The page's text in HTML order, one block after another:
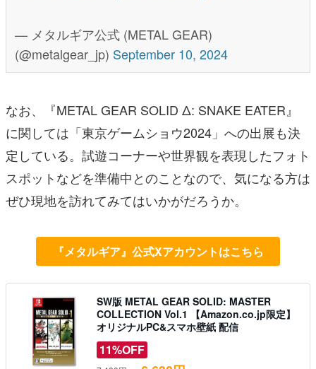
— メタルギア公式 (METAL GEAR)
(@metalgear_jp) September 10, 2024
なお、『METAL GEAR SOLID Δ: SNAKE EATER』
に関しては「東京ゲームショウ2024」への出展も決
定している。試遊コーナーや世界観を表現したフォト
スポットなどを準備中とのことなので、気になる方は
ぜひ現地を訪れてみてはいかがだろうか。
『メタルギア』公式Xアカウントはこちら
SW版 METAL GEAR SOLID: MASTER
COLLECTION Vol.1 【Amazon.co.jp限定】
オリジナルPC&スマホ壁紙 配信
11%OFF